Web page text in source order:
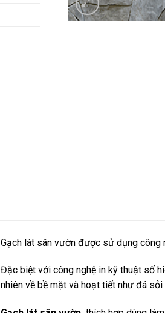
Gạch lát sân vườn được sử dụng công
Đặc biệt với công nghệ in kỹ thuật số
nhiên về bề mặt và hoạt tiết như đá